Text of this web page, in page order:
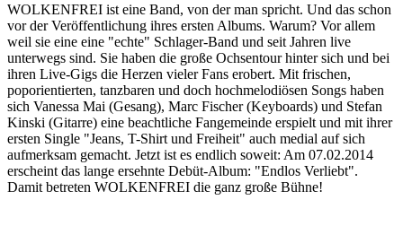
WOLKENFREI ist eine Band, von der man spricht. Und das schon
vor der Veröffentlichung ihres ersten Albums. Warum? Vor allem
weil sie eine eine "echte" Schlager-Band und seit Jahren live
unterwegs sind. Sie haben die große Ochsentour hinter sich und bei
ihren Live-Gigs die Herzen vieler Fans erobert. Mit frischen,
poporientierten, tanzbaren und doch hochmelodiösen Songs haben
sich Vanessa Mai (Gesang), Marc Fischer (Keyboards) und Stefan
Kinski (Gitarre) eine beachtliche Fangemeinde erspielt und mit ihrer
ersten Single "Jeans, T-Shirt und Freiheit" auch medial auf sich
aufmerksam gemacht. Jetzt ist es endlich soweit: Am 07.02.2014
erscheint das lange ersehnte Debüt-Album: "Endlos Verliebt".
Damit betreten WOLKENFREI die ganz große Bühne!